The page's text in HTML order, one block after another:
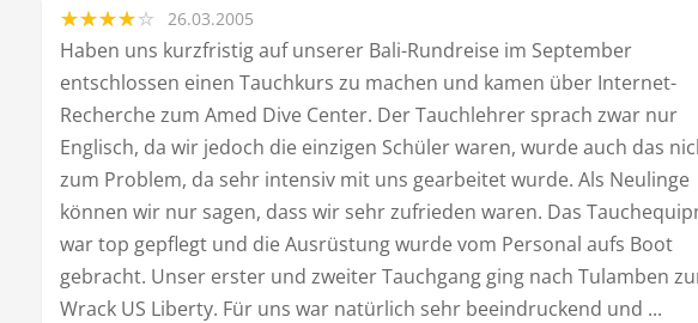
26.03.2005
Haben uns kurzfristig auf unserer Bali-Rundreise im September
entschlossen einen Tauchkurs zu machen und kamen über Internet-
Recherche zum Amed Dive Center. Der Tauchlehrer sprach zwar nur
Englisch, da wir jedoch die einzigen Schüler waren, wurde auch das
zum Problem, da sehr intensiv mit uns gearbeitet wurde. Als Neulinge
können wir nur sagen, dass wir sehr zufrieden waren. Das
war top gepflegt und die Ausrüstung wurde vom Personal aufs Boot
gebracht. Unser erster und zweiter Tauchgang ging nach Tulamben
Wrack US Liberty. Für uns war natürlich sehr beeindruckend und ...